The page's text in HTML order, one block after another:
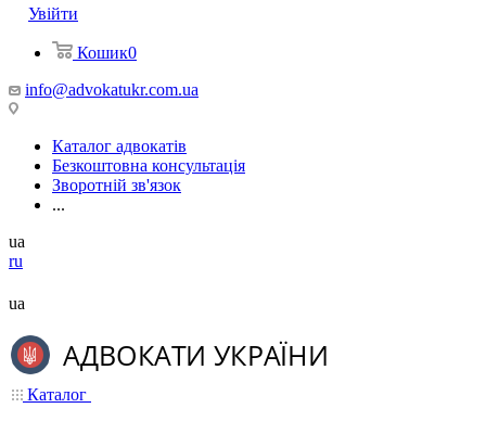
Увійти
Кошик0
info@advokatukr.com.ua
Каталог адвокатів
Безкоштовна консультація
Зворотній зв'язок
...
ua
ru
ua
Каталог